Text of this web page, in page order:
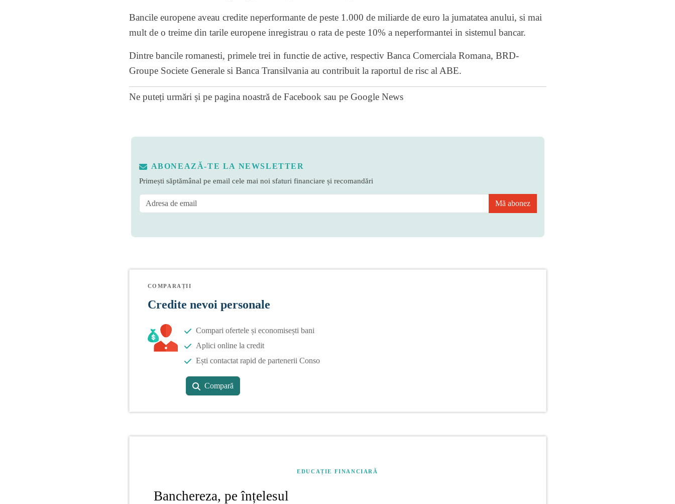
Bancile europene aveau credite neperformante de peste 1.000 de miliarde de euro la jumatatea anului, si mai
mult de o treime din tarile europene inregistrau o rata de peste 10% a neperformantei in sistemul bancar.
Dintre bancile romanesti, primele trei in functie de active, respectiv Banca Comerciala Romana, BRD-
Groupe Societe Generale si Banca Transilvania au contribuit la raportul de risc al ABE.
Ne puteți urmări și pe pagina noastră de Facebook sau pe Google News
ABONEAZĂ-TE LA NEWSLETTER
Primești săptămânal pe email cele mai noi sfaturi financiare și recomandări
Mă abonez
COMPARAȚII
Credite nevoi personale
Compari ofertele și economisești bani
Aplici online la credit
Ești contactat rapid de partenerii Conso
Compară
EDUCAȚIE FINANCIARĂ
Banchereza, pe înțelesul